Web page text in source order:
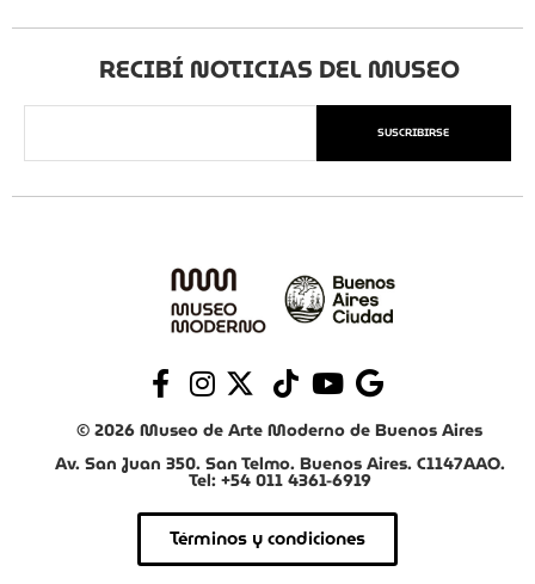
RECIBÍ NOTICIAS DEL MUSEO
SUSCRIBIRSE
© 2026 Museo de Arte Moderno de Buenos Aires
Av. San Juan 350. San Telmo. Buenos Aires. C1147AAO.
Tel: +54 011 4361-6919
Términos y condiciones